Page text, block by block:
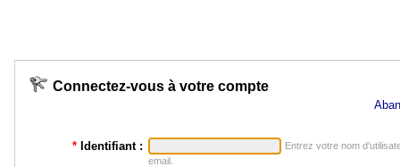
Connectez-vous à votre compte
* Identifiant :
Entrez votre nom
email.